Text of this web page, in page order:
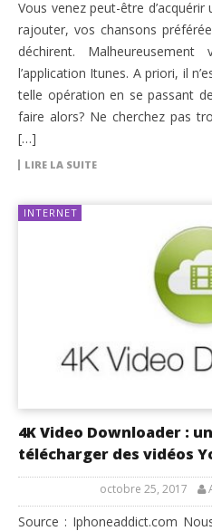
Vous venez peut-être
rajouter, vos chansons
déchirent.
l’application Itunes. A priori, il
telle opération en se passant
faire alors? Ne cherchez pas
[…]
LIRE LA SUITE
INTERNET
4K Video Downloader :
télécharger des vidéos
octobre 25, 2017
Source : Iphoneaddict.com